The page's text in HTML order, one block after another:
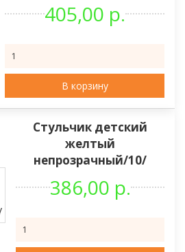
405,00 р.
В корзину
Стульчик детский
желтый
непрозрачный/10/
386,00 р.